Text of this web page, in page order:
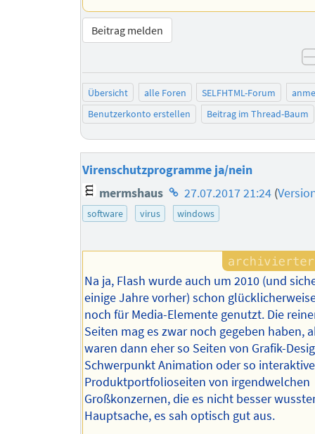
Beitrag melden
Übersicht alle Foren SELFHTML-Forum
Benutzerkonto erstellen
Beitrag im Thread-Baum
Virenschutzprogramme ja/nein
mermshaus Homepage
des
27.07.2017 21:24 (
software virus windows
Na ja, Flash wurde auch um 2010 (und
einige Jahre vorher) schon
noch für Media-Elemente genutzt. Die
Seiten mag es zwar noch gegeben haben,
waren dann eher so Seiten von Grafik-
Schwerpunkt Animation oder so interaktive
Produktportfolioseiten von irgendwelchen
Großkonzernen, die es nicht besser
Hauptsache, es sah optisch gut aus.